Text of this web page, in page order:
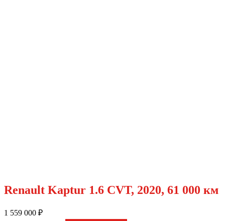
Renault Kaptur 1.6 CVT, 2020, 61 000 км
1 559 000 ₽